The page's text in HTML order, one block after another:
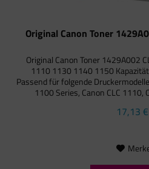
Original Canon Toner
Original Canon Toner 1429A002
1110 1130 1140 1150
Passend für folgende
1100 Series, Canon CLC 1110,
17,13